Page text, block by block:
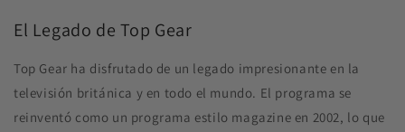
El Legado de Top Gear
Top Gear ha disfrutado de un legado impresionante en la
televisión británica y en todo el mundo. El programa se
reinventó como un programa estilo magazine en 2002, lo que